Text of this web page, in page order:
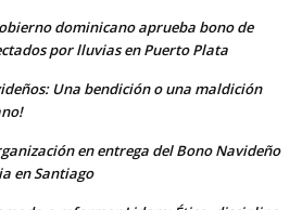
dominicano aprueba bono de
por lluvias en Puerto Plata
Una bendición o una maldición
en entrega del Bono Navideño
en Santiago